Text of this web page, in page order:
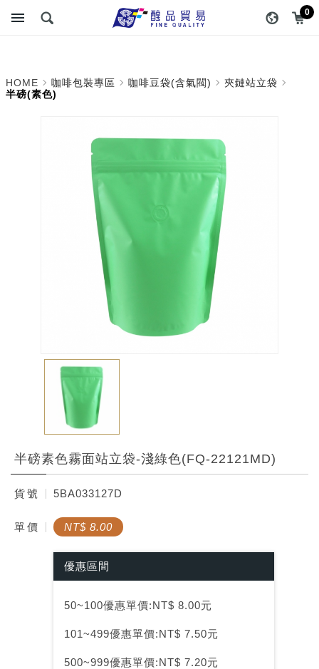
半磅(素色)_夾鏈站立袋_咖
最專業的包裝資材專家
0
醇品貿易主選單
HOME 咖啡包裝專區 咖啡豆袋(含氣閥)
夾鏈站立袋
半磅(素色)
半磅素色霧面站立袋-淺綠色(FQ-22121MD)
貨號 5BA033127D
單價 NT$ 8.00
優惠區間
50~100優惠單價:NT$ 8.00元
101~499優惠單價:NT$ 7.50元
500~999優惠單價:NT$ 7.20元